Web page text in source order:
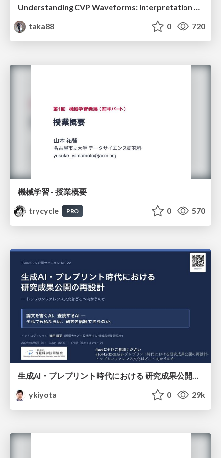
Understanding CVP Waveforms: Interpretation and Clinical Implications in Anesthesiology
taka88
0 720
機械学習 - 授業概要
trycycle
PRO 0 570
生成AI・プレプリント時代における 研究成果公開の再設計 ― トップカンファレンス文化はどこへ向かうのか / Redesigning the Dissemination of Research Outputs in the Age of Generative AI and Preprints — Where Is the Top-Conference Culture Heading?
ykiyota
0 29k